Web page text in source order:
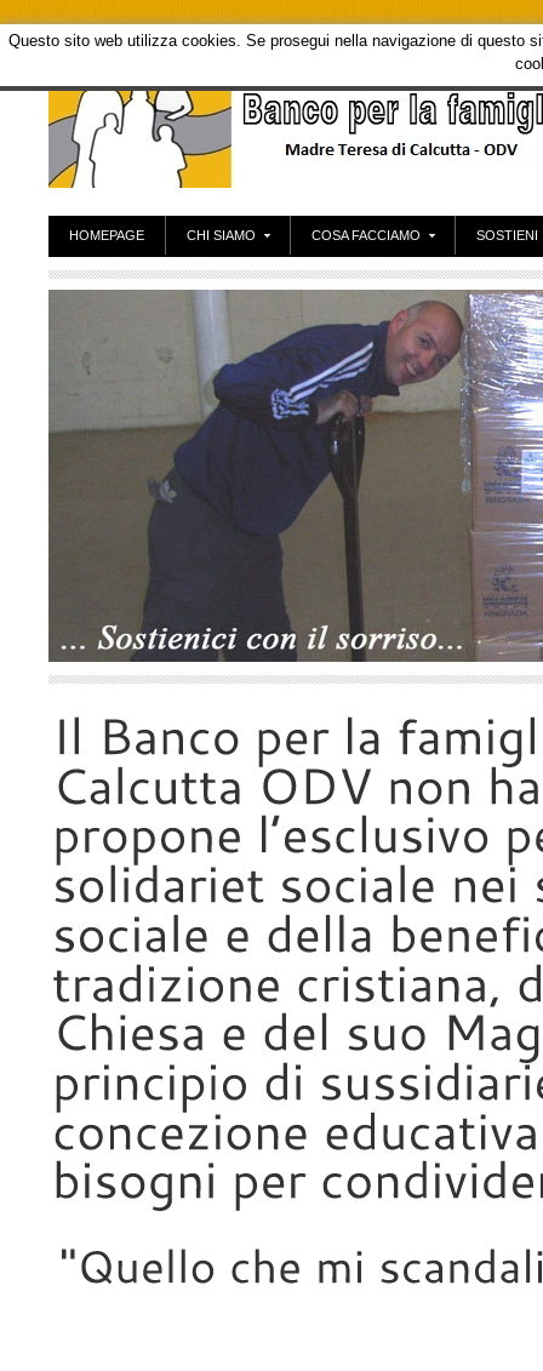
Questo sito web utilizza cookies. Se prosegui nella navigazione di questo
HOMEPAGE CHI SIAMO COSA FACCIAMO SOSTIENI